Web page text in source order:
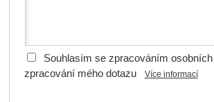
Souhlasím se zpracováním osobních
zpracování mého dotazu
Více informací